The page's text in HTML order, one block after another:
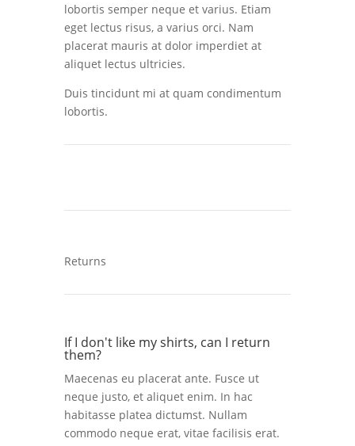
lobortis semper neque et varius. Etiam
eget lectus risus, a varius orci. Nam
placerat mauris at dolor imperdiet at
aliquet lectus ultricies.
Duis tincidunt mi at quam condimentum
lobortis.
Returns
If I don't like my shirts, can I return
them?
Maecenas eu placerat ante. Fusce ut
neque justo, et aliquet enim. In hac
habitasse platea dictumst. Nullam
commodo neque erat, vitae facilisis erat.